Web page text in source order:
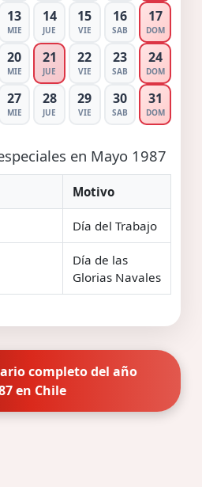
13
MIE
14
JUE
15
VIE
16
SAB
17
DOM
20
MIE
21
JUE
22
VIE
23
SAB
24
DOM
27
MIE
28
JUE
29
VIE
30
SAB
31
DOM
en Mayo 1987
Motivo
Día del Trabajo
Día de las
Glorias Navales
completo del año
en Chile